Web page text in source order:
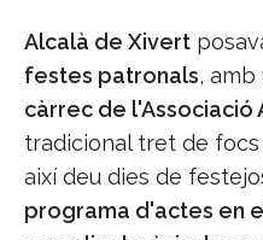
Alcalà de Xivert
festes patronals, amb
càrrec de l'Associació
tradicional tret de focs
així deu dies de
programa d'actes en